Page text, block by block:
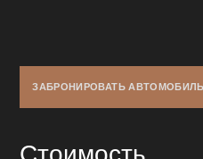
ЗАБРОНИРОВАТЬ АВТОМОБИЛЬ